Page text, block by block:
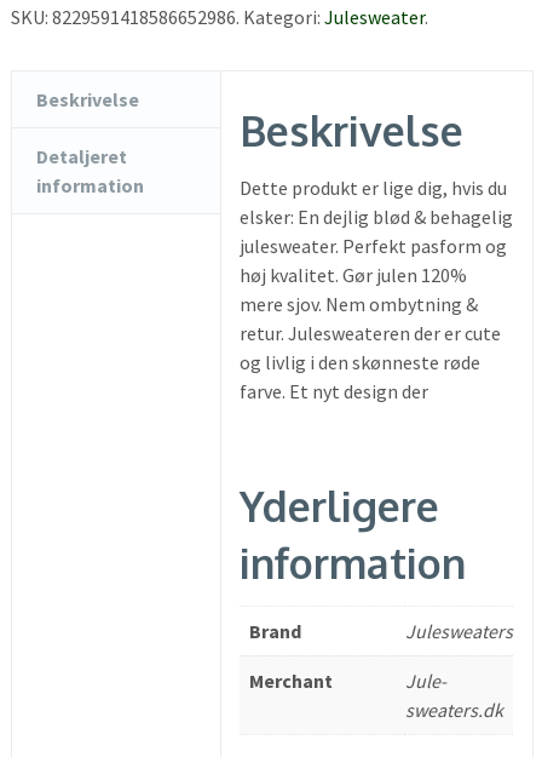
SKU: 8229591418586652986. Kategori: Julesweater.
Beskrivelse
Detaljeret
information
Beskrivelse
Dette produkt er lige dig, hvis du
elsker: En dejlig blød & behagelig
julesweater. Perfekt pasform og
høj kvalitet. Gør julen 120%
mere sjov. Nem ombytning &
retur. Julesweateren der er cute
og livlig i den skønneste røde
farve. Et nyt design der
Yderligere
information
Brand Julesweaters
Merchant
Jule-
sweaters.dk